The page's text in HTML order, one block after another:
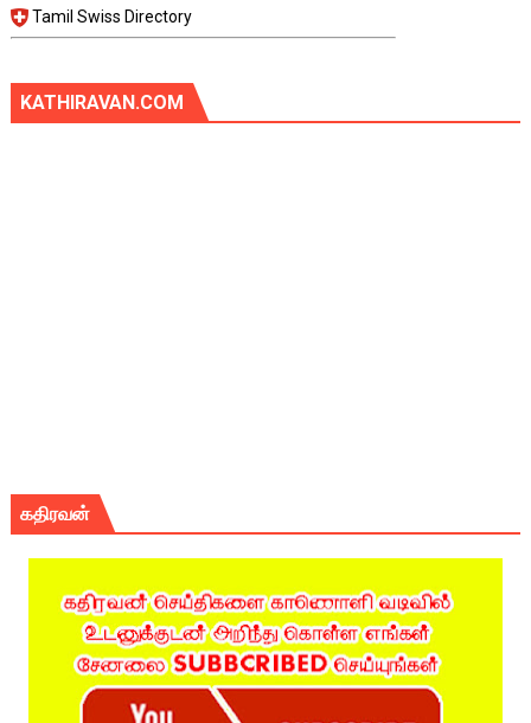
Tamil Swiss Directory
KATHIRAVAN.COM
கதிரவன்